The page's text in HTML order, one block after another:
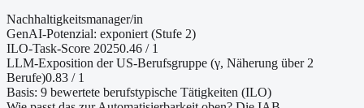
Nachhaltigkeitsmanager/in
GenAI-Potenzial: exponiert (Stufe 2)
ILO-Task-Score 20250.46 / 1
LLM-Exposition der US-Berufsgruppe (γ, Näherung über 2
Berufe)0.83 / 1
Basis: 9 bewertete berufstypische Tätigkeiten (ILO)